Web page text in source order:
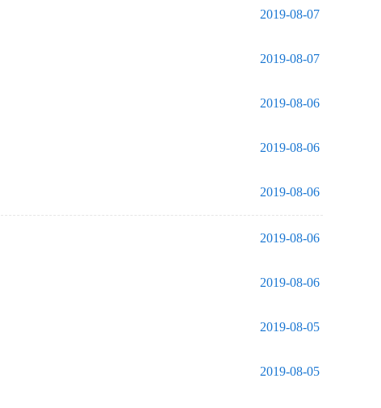
2019-08-07
2019-08-07
2019-08-06
2019-08-06
2019-08-06
2019-08-06
2019-08-06
2019-08-05
2019-08-05